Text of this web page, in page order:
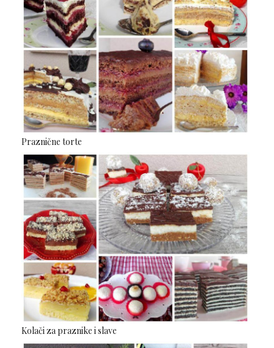
Praznične torte
Kolači za praznike i slave